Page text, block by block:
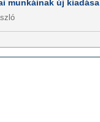
munkáinak új kiadása